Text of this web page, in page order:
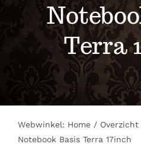
Helpdesk
Servicepunten
Terra
Webwinkel: Home Overzicht
Notebook Basis Terra 17inch